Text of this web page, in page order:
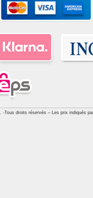
Tous droits réservés – Les prix indiqués